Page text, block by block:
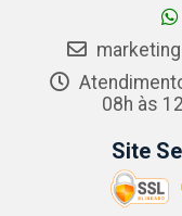
08h às
Site